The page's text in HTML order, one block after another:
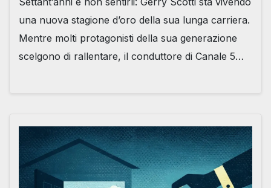
una nuova stagione d’oro della sua lunga carriera.
Mentre molti protagonisti della sua generazione
scelgono di rallentare, il conduttore di Canale 5…